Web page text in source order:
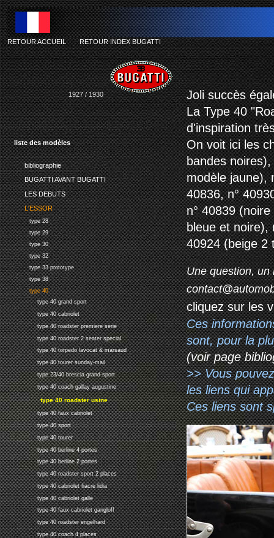
liste des modèles
bibliographie
BUGATTI AVANT BUGATTI
LES DEBUTS
L'ESSOR
type 28
type 29
type 30
type 32
type 33 prototype
type 38
type 40
type 40 grand sport
type 40 cabriolet
type 40 roadster premiere serie
type 40 roadster 2 seater special
type 40 torpedo lavocat & marsaud
type 40 tourer sunday-mail
type 23/40 brescia grand-sport
type 40 coach gallay augustine
type 40 roadster usine
type 40 faux cabriolet
type 40 sport
type 40 tourer
type 40 berline 4 portes
type 40 berline 2 portes
type 40 roadster sport 2 places
type 40 cabriolet fiacre lidia
type 40 cabriolet galle
type 40 faux cabriolet gangloff
type 40 roadster engelhard
type 40 coach 4 places
bugatti type 40
RETOUR ACCUEIL-RETOUR INDEX BUGATTI
1927 / 1930
Joli succès
La Type 40
d'inspiration
On voit ici les
bandes
modèle jaune),
40836, n°
n° 40839
bleue et noire),
40924 (beige 2
Une question, un
cliquez sur les
Ces
sont, pour la
(voir page
>> Vous
les liens qui
Ces liens sont